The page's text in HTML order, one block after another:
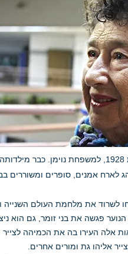
מרגלית נולדה בצ'כוסלובקיה, בשנת
לארח אמנים, סופרים ומשוררים
לשרוד את מלחמת העולם השנייה
הנוער פגשה את בני זומר, גם הוא
אלה העירו בה את הכמיהה
אליהו גת ומורים אחרים.